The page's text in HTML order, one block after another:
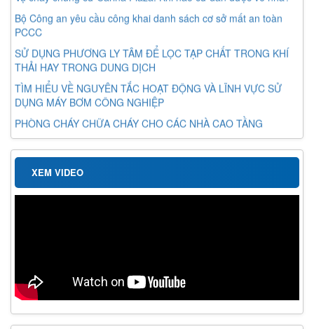
Bộ Công an yêu cầu công khai danh sách cơ sở mất an toàn
PCCC
SỬ DỤNG PHƯƠNG LY TÂM ĐỂ LỌC TẠP CHẤT TRONG KHÍ
THẢI HAY TRONG DUNG DỊCH
TÌM HIỂU VỀ NGUYÊN TẮC HOẠT ĐỘNG VÀ LĨNH VỰC SỬ
DỤNG MÁY BƠM CÔNG NGHIỆP
PHÒNG CHÁY CHỮA CHÁY CHO CÁC NHÀ CAO TẦNG
XEM VIDEO